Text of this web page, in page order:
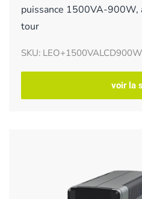
puissance 1500VA-900W,
tour
SKU: LEO+1500VALCD900W
voir la